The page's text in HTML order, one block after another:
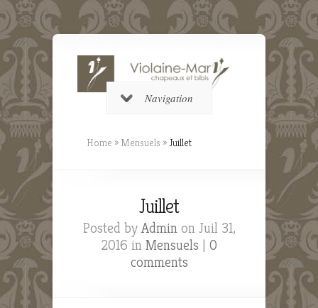
Navigation
Home » Mensuels »Juillet
Juillet
Posted by Adminon Juil 31,
2016 in Mensuels | 0
comments